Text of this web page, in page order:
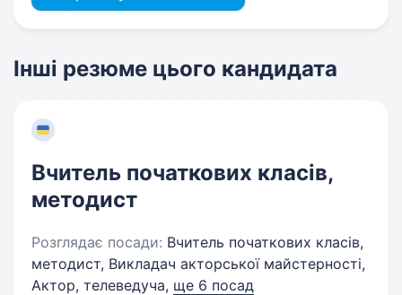
Інші резюме цього кандидата
Вчитель початкових класів,
методист
Розглядає посади: Вчитель початкових класів,
методист, Викладач акторської майстерності,
Актор, телеведуча, ще 6 посад